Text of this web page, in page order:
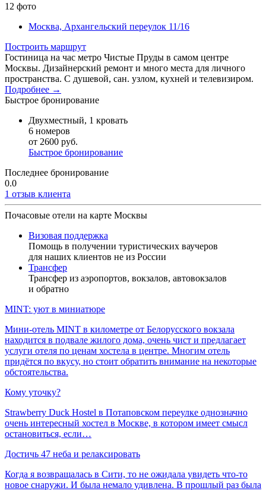
12 фото
Москва, Архангельский перeулок 11/16
Построить маршрут
Гостиница на час метро Чистые Пруды в самом центре
Москвы. Дизайнерский ремонт и много места для личного
пространства. С душевой, сан. узлом, кухней и телевизиром.
Подробнее →
Быстрое бронирование
Двухместный, 1 кровать
6 номеров
от 2600 руб.
Быстрое бронирование
Последнее бронирование
0.0
1 отзыв клиента
Почасовые отели на карте Москвы
Визовая поддержка
Помощь в получении туристических ваучеров
для наших клиентов не из России
Трансфер
Трансфер из аэропортов, вокзалов, автовокзалов
и обратно
MINT: уют в миниатюре
Мини-отель MINT в километре от Белорусского вокзала
находится в подвале жилого дома, очень чист и предлагает
услуги отеля по ценам хостела в центре. Многим отель
придётся по вкусу, но стоит обратить внимание на некоторые
обстоятельства.
Кому уточку?
Strawberry Duck Hostel в Потаповском переулке однозначно
очень интересный хостел в Москве, в котором имеет смысл
остановиться, если…
Достичь 47 неба и релаксировать
Когда я возвращалась в Сити, то не ожидала увидеть что-то
новое снаружи. И была немало удивлена. В прошлый раз была